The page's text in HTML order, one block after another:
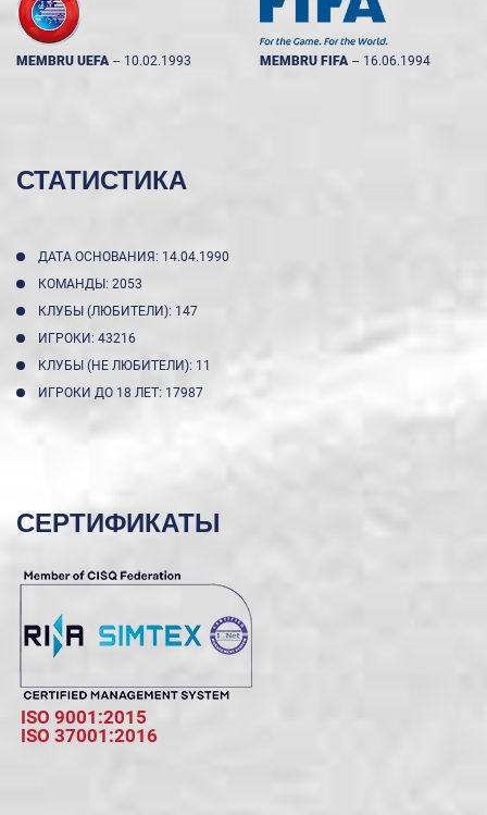
MEMBRU UEFA -- 10.02.1993 MEMBRU FIFA -- 16.06.1994
СТАТИСТИКА
ДАТА ОСНОВАНИЯ: 14.04.1990
КОМАНДЫ: 2053
КЛУБЫ (ЛЮБИТЕЛИ): 147
ИГРОКИ: 43216
КЛУБЫ (НЕ ЛЮБИТЕЛИ): 11
ИГРОКИ ДО 18 ЛЕТ: 17987
СЕРТИФИКАТЫ
ISO 9001:2015
ISO 37001:2016